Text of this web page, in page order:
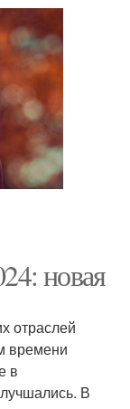
новая
отраслей
времени
в
В